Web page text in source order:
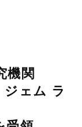
機関
ェム ラ